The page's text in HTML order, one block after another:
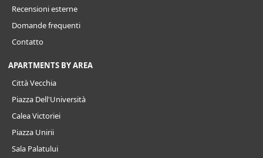
Recensioni esterne
Domande frequenti
Contatto
APARTMENTS BY AREA
Città Vecchia
Piazza Dell'Università
Calea Victoriei
Piazza Unirii
Sala Palatului